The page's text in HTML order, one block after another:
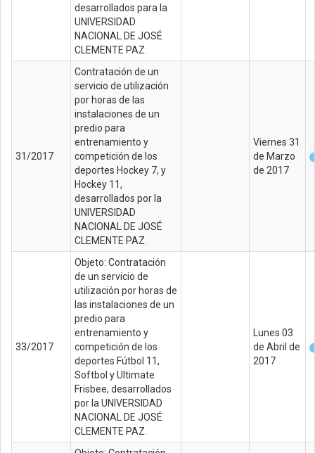
desarrollados para la
UNIVERSIDAD
NACIONAL DE JOSÉ
CLEMENTE PAZ.
31/2017
Contratación de un
servicio de utilización
por horas de las
instalaciones de un
predio para
entrenamiento y
competición de los
deportes Hockey 7, y
Hockey 11,
desarrollados por la
UNIVERSIDAD
NACIONAL DE JOSÉ
CLEMENTE PAZ.
Viernes 31
de Marzo
de 2017
33/2017
Objeto: Contratación
de un servicio de
utilización por horas de
las instalaciones de un
predio para
entrenamiento y
competición de los
deportes Fútbol 11,
Softbol y Ultimate
Frisbee, desarrollados
por la UNIVERSIDAD
NACIONAL DE JOSÉ
CLEMENTE PAZ.
Lunes 03
de Abril de
2017